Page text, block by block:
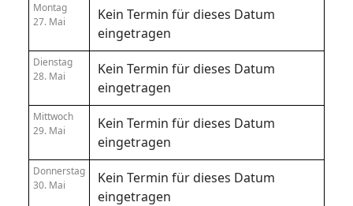
Montag
27. Mai
Kein Termin für dieses Datum
eingetragen
Dienstag
28. Mai
Kein Termin für dieses Datum
eingetragen
Mittwoch
29. Mai
Kein Termin für dieses Datum
eingetragen
Donnerstag
30. Mai
Kein Termin für dieses Datum
eingetragen